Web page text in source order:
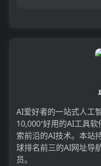
AI爱好者的一站式人工
10,000⁺好用的AI工具
索前沿的AI技术。本站
球排名前三的AI网址导
员。